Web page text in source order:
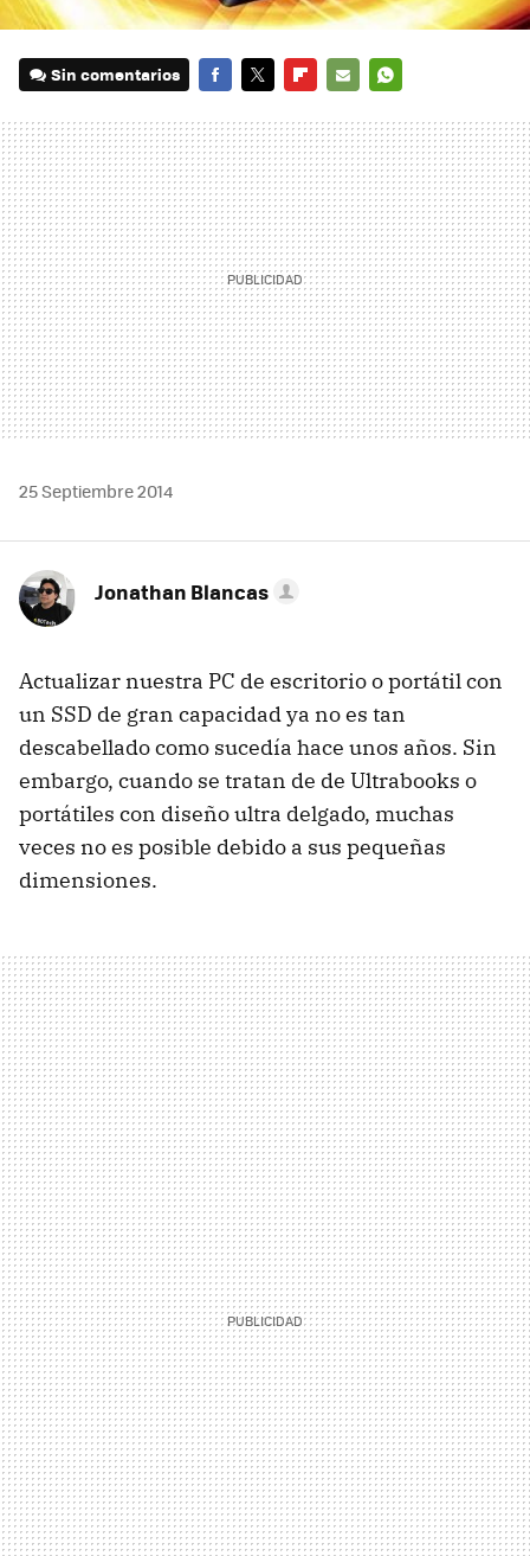
Sin comentarios
MAIL
25 Septiembre 2014
Jonathan Blancas
Actualizar nuestra PC de escritorio o portátil con
un SSD de gran capacidad ya no es tan
descabellado como sucedía hace unos años. Sin
embargo, cuando se tratan de de Ultrabooks o
portátiles con diseño ultra delgado, muchas
veces no es posible debido a sus pequeñas
dimensiones.